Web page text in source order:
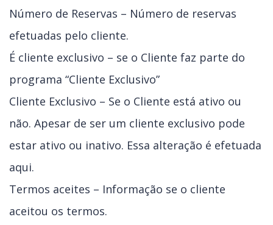
Número de Reservas – Número de reservas
efetuadas pelo cliente.
É cliente exclusivo – se o Cliente faz parte do
programa “Cliente Exclusivo”
Cliente Exclusivo – Se o Cliente está ativo ou
não. Apesar de ser um cliente exclusivo pode
estar ativo ou inativo. Essa alteração é efetuada
aqui.
Termos aceites – Informação se o cliente
aceitou os termos.